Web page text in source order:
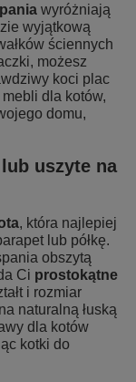
wyróżniają
wyjątkową
ściennych
możesz
koci plac
dla kotów,
domu,
uszyte na
, która najlepiej
lub półkę.
obszytą
Ci prostokątne
i rozmiar
naturalną łuską
dla kotów
kotki do